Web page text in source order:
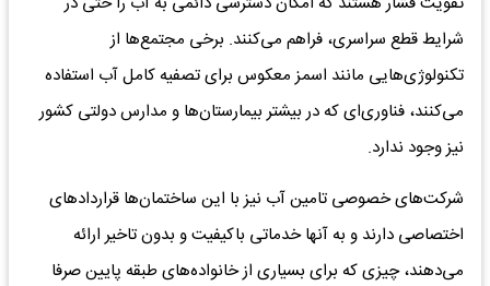
شرایط قطع سراسری، فراهم می‌کنند. برخی مجتمع‌ها از
تکنولوژی‌هایی مانند اسمز معکوس برای تصفیه‌ کامل آب استفاده
می‌کنند، فناوری‌ای که در بیشتر بیمارستان‌ها و مدارس دولتی کشور
نیز وجود ندارد.
شرکت‌های خصوصی تامین آب نیز با این ساختمان‌ها قراردادهای
اختصاصی دارند و به آنها خدماتی باکیفیت و بدون تاخیر ارائه
می‌دهند، چیزی که برای بسیاری از خانواده‌های طبقه پایین صرفا